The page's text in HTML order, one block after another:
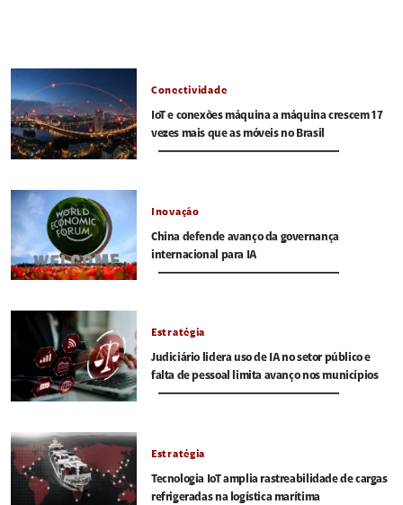
Conectividade
IoT e conexões máquina a máquina crescem 17
vezes mais que as móveis no Brasil
Inovação
China defende avanço da governança
internacional para IA
Estratégia
Judiciário lidera uso de IA no setor público e
falta de pessoal limita avanço nos municípios
Estratégia
Tecnologia IoT amplia rastreabilidade de cargas
refrigeradas na logística marítima